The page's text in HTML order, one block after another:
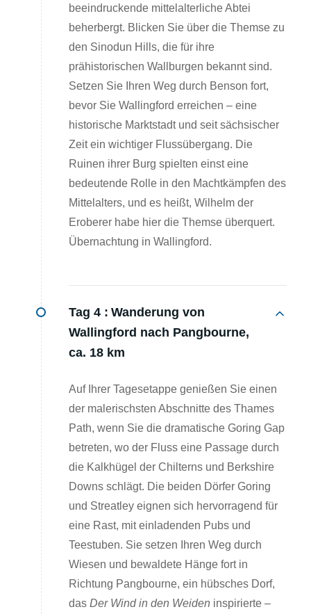
beeindruckende mittelalterliche Abtei
beherbergt. Blicken Sie über die Themse zu
den Sinodun Hills, die für ihre
prähistorischen Wallburgen bekannt sind.
Setzen Sie Ihren Weg durch Benson fort,
bevor Sie Wallingford erreichen – eine
historische Marktstadt und seit sächsischer
Zeit ein wichtiger Flussübergang. Die
Ruinen ihrer Burg spielten einst eine
bedeutende Rolle in den Machtkämpfen des
Mittelalters, und es heißt, Wilhelm der
Eroberer habe hier die Themse überquert.
Übernachtung in Wallingford.
Tag 4 : Wanderung von
Wallingford nach Pangbourne,
ca. 18 km
Auf Ihrer Tagesetappe genießen Sie einen
der malerischsten Abschnitte des Thames
Path, wenn Sie die dramatische Goring Gap
betreten, wo der Fluss eine Passage durch
die Kalkhügel der Chilterns und Berkshire
Downs schlägt. Die beiden Dörfer Goring
und Streatley eignen sich hervorragend für
eine Rast, mit einladenden Pubs und
Teestuben. Sie setzen Ihren Weg durch
Wiesen und bewaldete Hänge fort in
Richtung Pangbourne, ein hübsches Dorf,
das Der Wind in den Weiden inspirierte –